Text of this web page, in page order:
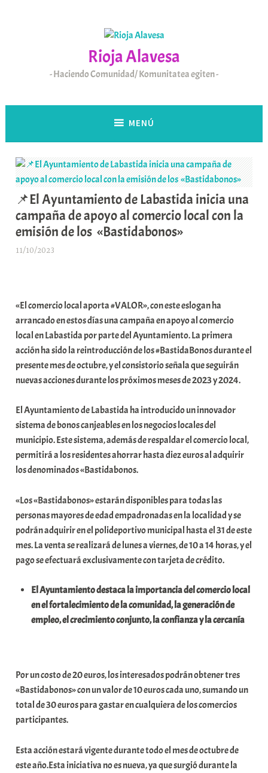
Rioja Alavesa
Haciendo Comunidad/ Komunitatea egiten
MENÚ
📌El Ayuntamiento de Labastida inicia una
campaña de apoyo al comercio local con la
emisión de los «Bastidabonos»
11/10/2023
a
r
E
r
r
i
x
a
K
o
m
n
i
t
a
t
a
«El comercio local aporta #VALOR», con este eslogan ha
arrancado en estos días una campaña en apoyo al comercio
local en Labastida por parte del Ayuntamiento. La primera
acción ha sido la reintroducción de los #BastidaBonos durante el
presente mes de octubre, y el consistorio señala que seguirán
nuevas acciones durante los próximos meses de 2023 y 2024.
El Ayuntamiento de Labastida ha introducido un innovador
sistema de bonos canjeables en los negocios locales del
municipio. Este sistema, además de respaldar el comercio local,
permitirá a los residentes ahorrar hasta diez euros al adquirir
los denominados «Bastidabonos.
«Los «Bastidabonos» estarán disponibles para todas las
personas mayores de edad empadronadas en la localidad y se
podrán adquirir en el polideportivo municipal hasta el 31 de este
mes. La venta se realizará de lunes a viernes, de 10 a 14 horas, y el
pago se efectuará exclusivamente con tarjeta de crédito.
El Ayuntamiento destaca la importancia del comercio local
en el fortalecimiento de la comunidad, la generación de
empleo, el crecimiento conjunto, la confianza y la cercanía
Por un costo de 20 euros, los interesados podrán obtener tres
«Bastidabonos» con un valor de 10 euros cada uno, sumando un
total de 30 euros para gastar en cualquiera de los comercios
participantes.
Esta acción estará vigente durante todo el mes de octubre de
este año.Esta iniciativa no es nueva, ya que surgió durante la